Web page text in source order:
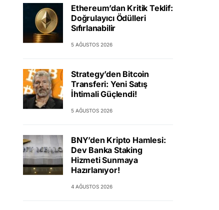
Ethereum’dan Kritik Teklif:
Doğrulayıcı Ödülleri
Sıfırlanabilir
5 AĞUSTOS 2026
Strategy’den Bitcoin
Transferi: Yeni Satış
İhtimali Güçlendi!
5 AĞUSTOS 2026
BNY’den Kripto Hamlesi:
Dev Banka Staking
Hizmeti Sunmaya
Hazırlanıyor!
4 AĞUSTOS 2026